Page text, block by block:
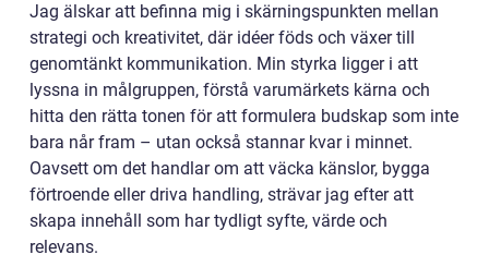
Jag älskar att befinna mig i skärningspunkten mellan
strategi och kreativitet, där idéer föds och växer till
genomtänkt kommunikation. Min styrka ligger i att
lyssna in målgruppen, förstå varumärkets kärna och
hitta den rätta tonen för att formulera budskap som inte
bara når fram – utan också stannar kvar i minnet.
Oavsett om det handlar om att väcka känslor, bygga
förtroende eller driva handling, strävar jag efter att
skapa innehåll som har tydligt syfte, värde och
relevans.